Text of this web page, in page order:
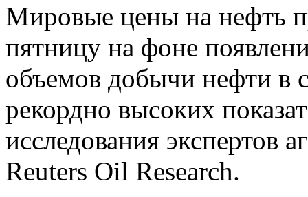
Мировые цены на нефть
пятницу на фоне
объемов добычи нефти
рекордно высоких
исследования экспертов
Reuters Oil Research.